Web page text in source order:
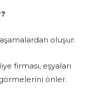
oluşur:
firması, eşyaları
önler.